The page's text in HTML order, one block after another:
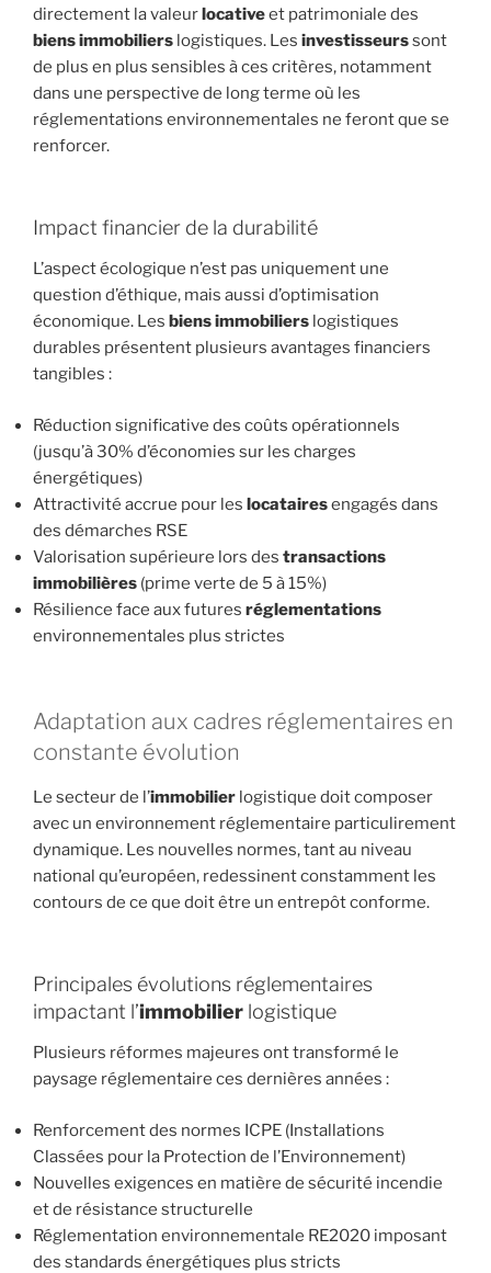
directement la valeurlocativeet patrimoniale des
biens immobiliers logistiques. Les investisseurssont
de plus en plus sensibles à ces critères, notamment
dans une perspective de long terme où les
réglementations environnementales ne feront que se
renforcer.
Impact financier de la durabilité
L’aspect écologique n’est pas uniquement une
question d’éthique, mais aussi d’optimisation
économique. Les biens immobiliers logistiques
durables présentent plusieurs avantages financiers
tangibles :
Réduction significative des coûts opérationnels
(jusqu’à 30% d’économies sur les charges
énergétiques)
Attractivité accrue pour les locatairesengagés dans
des démarches RSE
Valorisation supérieure lors des transactions
immobilières (prime verte de 5 à 15%)
Résilience face aux futures réglementations
environnementales plus strictes
Adaptation aux cadres réglementaires en
constante évolution
Le secteur de l’immobilier logistique doit composer
avec un environnement réglementaire particulirement
dynamique. Les nouvelles normes, tant au niveau
national qu’européen, redessinent constamment les
contours de ce que doit être un entrepôt conforme.
Principales évolutions réglementaires
impactant l’immobilier logistique
Plusieurs réformes majeures ont transformé le
paysage réglementaire ces dernières années :
Renforcement des normes ICPE (Installations
Classées pour la Protection de l’Environnement)
Nouvelles exigences en matière de sécurité incendie
et de résistance structurelle
Réglementation environnementale RE2020 imposant
des standards énergétiques plus stricts